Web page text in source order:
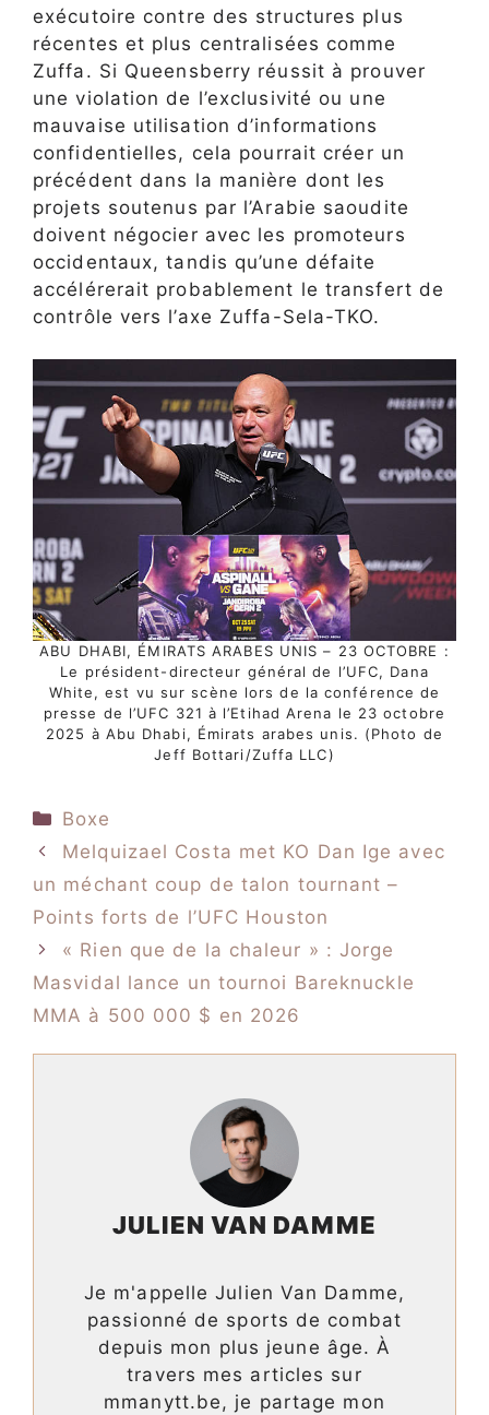
exécutoire contre des structures plus
récentes et plus centralisées comme
Zuffa. Si Queensberry réussit à prouver
une violation de l’exclusivité ou une
mauvaise utilisation d’informations
confidentielles, cela pourrait créer un
précédent dans la manière dont les
projets soutenus par l’Arabie saoudite
doivent négocier avec les promoteurs
occidentaux, tandis qu’une défaite
accélérerait probablement le transfert de
contrôle vers l’axe Zuffa-Sela-TKO.
ABU DHABI, ÉMIRATS ARABES UNIS – 23 OCTOBRE :
Le président-directeur général de l’UFC, Dana
White, est vu sur scène lors de la conférence de
presse de l’UFC 321 à l’Etihad Arena le 23 octobre
2025 à Abu Dhabi, Émirats arabes unis. (Photo de
Jeff Bottari/Zuffa LLC)
Catégories
Boxe
Melquizael Costa met KO Dan Ige avec
un méchant coup de talon tournant –
Points forts de l’UFC Houston
« Rien que de la chaleur » : Jorge
Masvidal lance un tournoi Bareknuckle
MMA à 500 000 $ en 2026
JULIEN VAN DAMME
Je m'appelle Julien Van Damme,
passionné de sports de combat
depuis mon plus jeune âge. À
travers mes articles sur
mmanytt.be, je partage mon